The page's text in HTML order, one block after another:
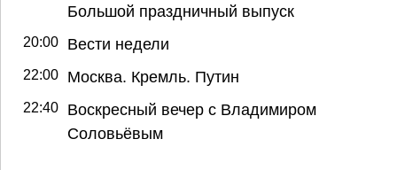
Большой праздничный выпуск
20:00 Вести недели
22:00 Москва. Кремль. Путин
22:40
Воскресный вечер с Владимиром
Соловьёвым